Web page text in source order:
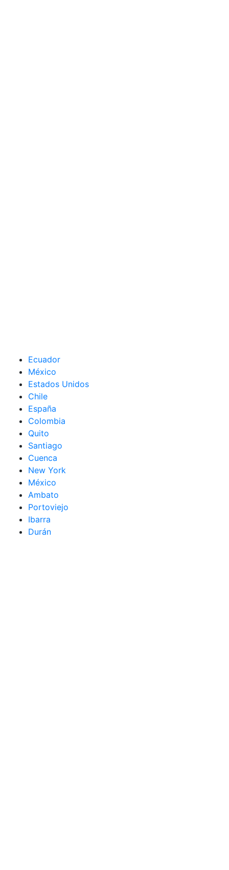
Ecuador
México
Estados Unidos
Chile
España
Colombia
Quito
Santiago
Cuenca
New York
México
Ambato
Portoviejo
Ibarra
Durán